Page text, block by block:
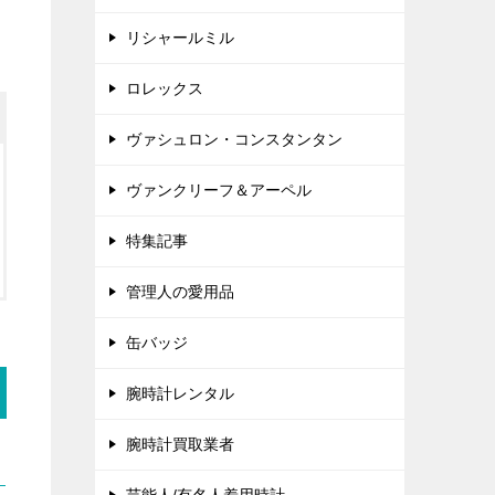
リシャールミル
ロレックス
ヴァシュロン・コンスタンタン
ヴァンクリーフ＆アーペル
特集記事
管理人の愛用品
缶バッジ
腕時計レンタル
腕時計買取業者